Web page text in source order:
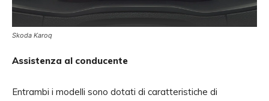
Skoda Karoq
Assistenza al conducente
Entrambi i modelli sono dotati di caratteristiche di